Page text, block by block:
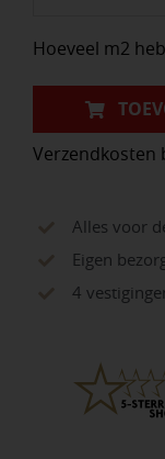
Hoeveel m2
Verzendkosten
Alles voor
Eigen
4